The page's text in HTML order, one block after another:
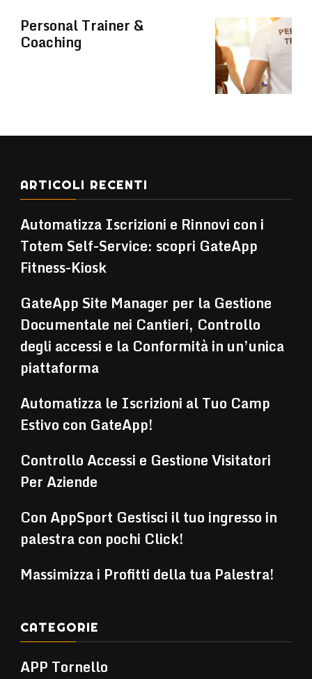
Personal Trainer &
Coaching
ARTICOLI RECENTI
Automatizza Iscrizioni e Rinnovi con i
Totem Self-Service: scopri GateApp
Fitness-Kiosk
GateApp Site Manager per la Gestione
Documentale nei Cantieri, Controllo
degli accessi e la Conformità in un’unica
piattaforma
Automatizza le Iscrizioni al Tuo Camp
Estivo con GateApp!
Controllo Accessi e Gestione Visitatori
Per Aziende
Con AppSport Gestisci il tuo ingresso in
palestra con pochi Click!
Massimizza i Profitti della tua Palestra!
CATEGORIE
APP Tornello